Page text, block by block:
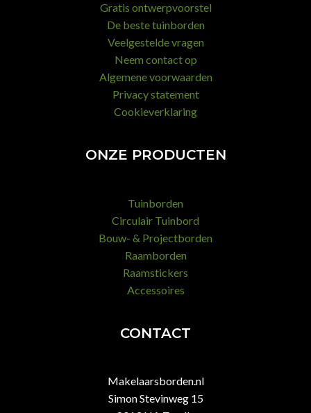
Gratis ontwerpvoorstel
De beste tuinborden
Veelgestelde vragen
Neem contact op
Algemene voorwaarden
Privacy statement
Cookieverklaring
ONZE PRODUCTEN
Tuinborden
Circulair Tuinbord
Bouw- & Projectborden
Raamborden
Raamstickers
Accessoires
CONTACT
Makelaarsborden.nl
Simon Stevinweg 15